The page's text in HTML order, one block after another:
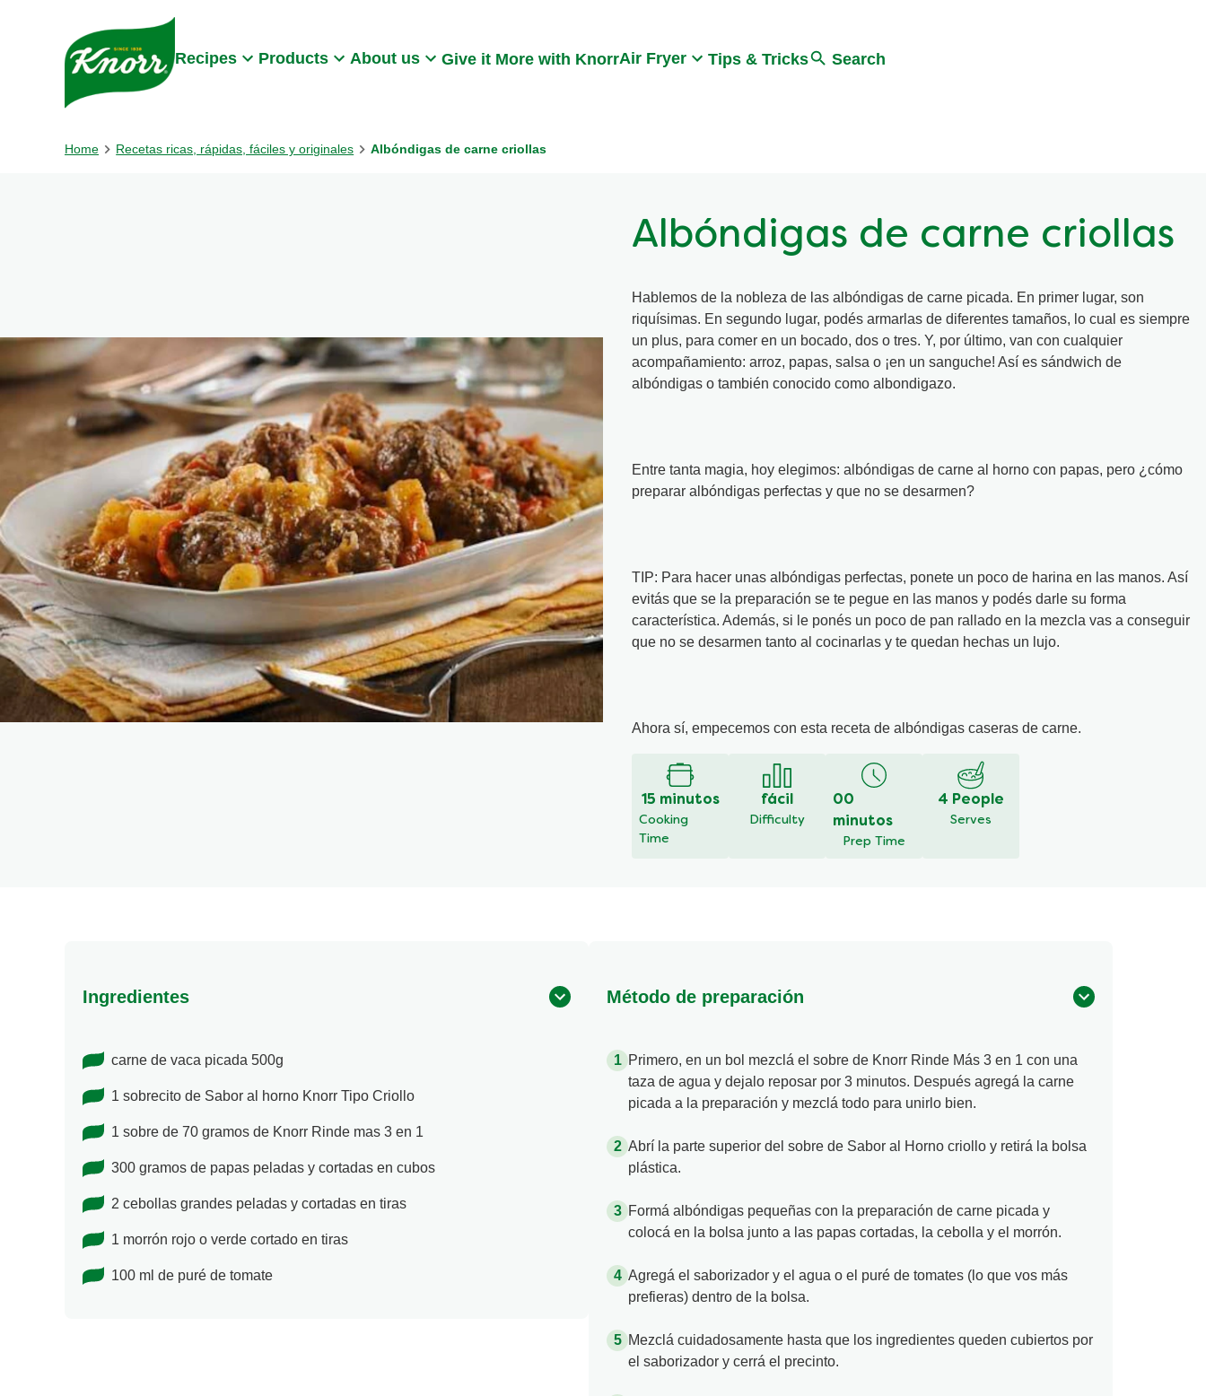
Skip to:
Recipes Products About us Give it More with KnorrAir Fryer Tips & Tricks Search
Home Recetas ricas, rápidas, fáciles y originales Albóndigas de carne criollas
Albóndigas de carne criollas
Hablemos de la nobleza de las albóndigas de carne picada. En primer lugar, son
riquísimas. En segundo lugar, podés armarlas de diferentes tamaños, lo cual es siempre
un plus, para comer en un bocado, dos o tres. Y, por último, van con cualquier
acompañamiento: arroz, papas, salsa o ¡en un sanguche! Así es sándwich de
albóndigas o también conocido como albondigazo.
Entre tanta magia, hoy elegimos: albóndigas de carne al horno con papas, pero ¿cómo
preparar albóndigas perfectas y que no se desarmen?
TIP: Para hacer unas albóndigas perfectas, ponete un poco de harina en las manos. Así
evitás que se la preparación se te pegue en las manos y podés darle su forma
característica. Además, si le ponés un poco de pan rallado en la mezcla vas a conseguir
que no se desarmen tanto al cocinarlas y te quedan hechas un lujo.
Ahora sí, empecemos con esta receta de albóndigas caseras de carne.
15 minutos
Cooking
Time
fácil
Difficulty
00
minutos
Prep Time
4 People
Serves
Ingredientes
carne de vaca picada 500g
1 sobrecito de Sabor al horno Knorr Tipo Criollo
1 sobre de 70 gramos de Knorr Rinde mas 3 en 1
300 gramos de papas peladas y cortadas en cubos
2 cebollas grandes peladas y cortadas en tiras
1 morrón rojo o verde cortado en tiras
100 ml de puré de tomate
Método de preparación
Primero, en un bol mezclá el sobre de Knorr Rinde Más 3 en 1 con una
taza de agua y dejalo reposar por 3 minutos. Después agregá la carne
picada a la preparación y mezclá todo para unirlo bien.
Abrí la parte superior del sobre de Sabor al Horno criollo y retirá la bolsa
plástica.
Formá albóndigas pequeñas con la preparación de carne picada y
colocá en la bolsa junto a las papas cortadas, la cebolla y el morrón.
Agregá el saborizador y el agua o el puré de tomates (lo que vos más
prefieras) dentro de la bolsa.
Mezclá cuidadosamente hasta que los ingredientes queden cubiertos por
el saborizador y cerrá el precinto.